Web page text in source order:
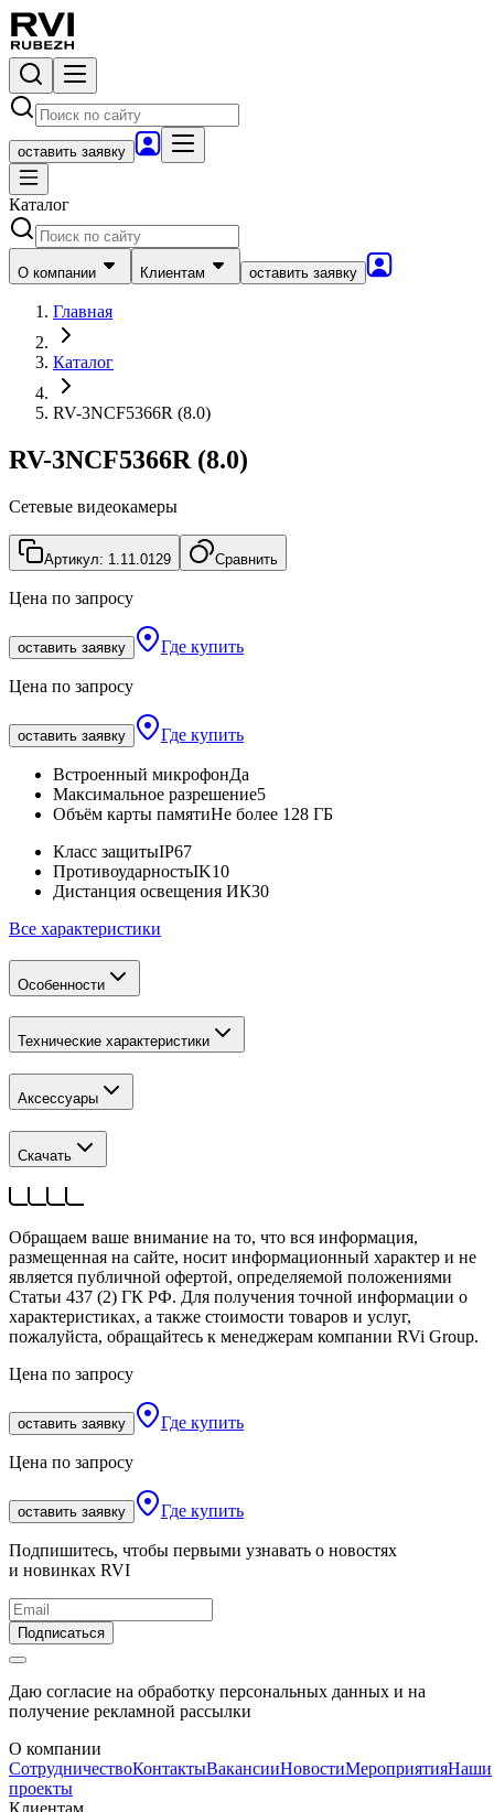
оставить заявку
Каталог
О компании Клиентам оставить заявку
Главная
Каталог
RV-3NCF5366R (8.0)
RV-3NCF5366R (8.0)
Сетевые видеокамеры
Артикул: 1.11.0129 Сравнить
Цена по запросу
оставить заявку Где купить
Цена по запросу
оставить заявку Где купить
Встроенный микрофонДа
Максимальное разрешение5
Объём карты памятиНе более 128 ГБ
Класс защитыIP67
ПротивоударностьIK10
Дистанция освещения ИК30
Все характеристики
Особенности
Технические характеристики
Аксессуары
Скачать
Обращаем ваше внимание на то, что вся информация,
размещенная на сайте, носит информационный характер и не
является публичной офертой, определяемой положениями
Статьи 437 (2) ГК РФ. Для получения точной информации о
характеристиках, а также стоимости товаров и услуг,
пожалуйста, обращайтесь к менеджерам компании RVi Group.
Цена по запросу
оставить заявку Где купить
Цена по запросу
оставить заявку Где купить
Подпишитесь, чтобы первыми узнавать о новостях
и новинках RVI
Подписаться
Даю согласие на обработку персональных данных и на
получение рекламной рассылки
О компании
СотрудничествоКонтактыВакансииНовостиМероприятияНаши
проекты